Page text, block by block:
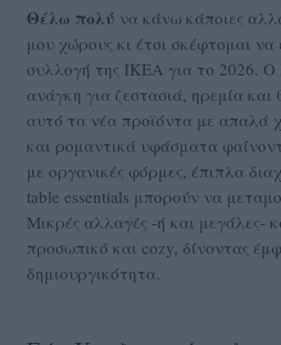
Θέλω πολύ να κάνω κάποιες
μου χώρους κι έτσι σκέφτομαι
συλλογή της ΙΚΕΑ για το 2026. Ο
ανάγκη για ζεστασιά, ηρεμία και
αυτό τα νέα προϊόντα με απαλά
και ρομαντικά υφάσματα
με οργανικές φόρμες, έπιπλα
table essentials μπορούν να
Μικρές αλλαγές -ή και μεγάλες-
προσωπικό και cozy, δίνοντας
δημιουργικότητα.